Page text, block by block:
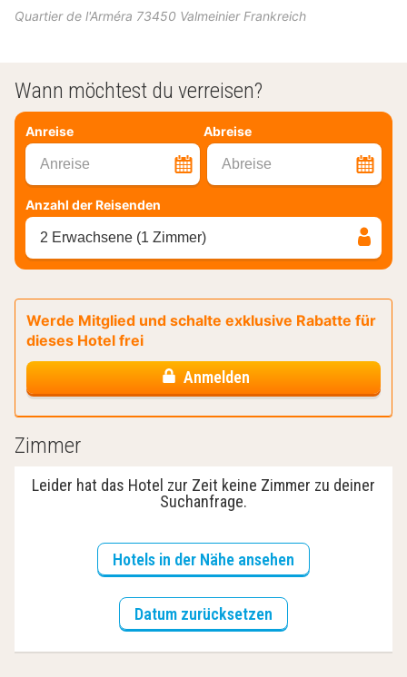
Quartier de l'Arméra 73450 Valmeinier Frankreich
Wann möchtest du verreisen?
Anreise Abreise
Anreise Abreise
Anzahl der Reisenden
2 Erwachsene (1 Zimmer)
Werde Mitglied und schalte exklusive Rabatte für
dieses Hotel frei
Anmelden
Zimmer
Leider hat das Hotel zur Zeit keine Zimmer zu deiner
Suchanfrage.
Hotels in der Nähe ansehen
Datum zurücksetzen